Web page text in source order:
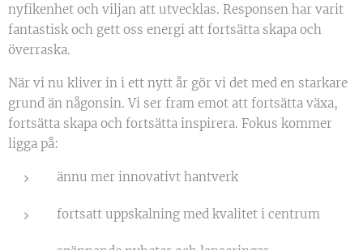
nyfikenhet och viljan att utvecklas. Responsen har varit
fantastisk och gett oss energi att fortsätta skapa och
överraska.
När vi nu kliver in i ett nytt år gör vi det med en starkare
grund än någonsin. Vi ser fram emot att fortsätta växa,
fortsätta skapa och fortsätta inspirera. Fokus kommer
ligga på:
ännu mer innovativt hantverk
fortsatt uppskalning med kvalitet i centrum